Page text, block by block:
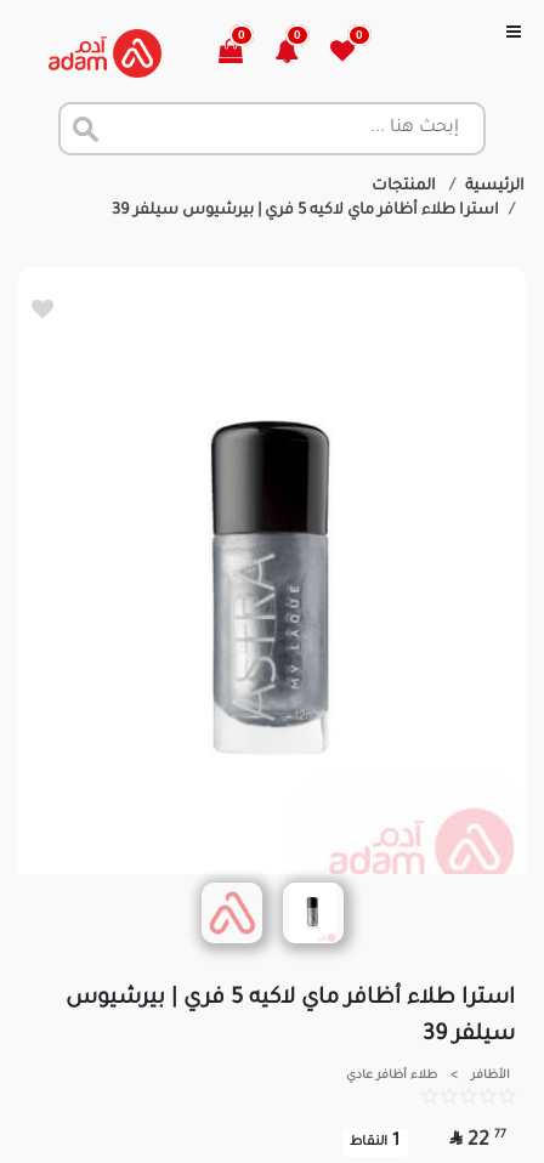
0
0
0
الرئيسية
المنتجات
استرا طلاء أظافر ماي لاكيه 5 فري | بيرشيوس سيلفر 39
استرا طلاء أظافر ماي لاكيه 5 فري | بيرشيوس
سيلفر 39
الأظافر > طلاء أظافر عادي
77
22

1 النقاط